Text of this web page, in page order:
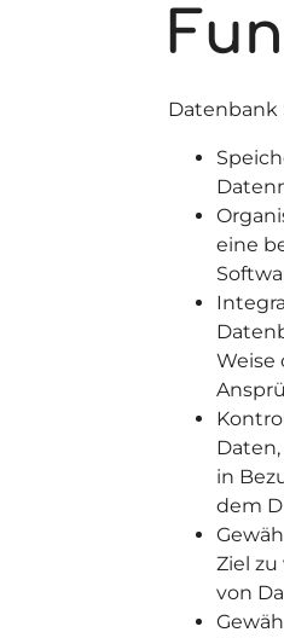
Datenbank
eine
Weise
in
dem
Ziel
von